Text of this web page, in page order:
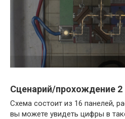
Сценарий/прохождение 2
Схема состоит из 16 панелей,
вы можете увидеть цифры в